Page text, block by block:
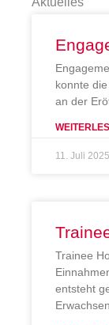
konnte
an der
11. Juli 2025
Trainee
entsteht